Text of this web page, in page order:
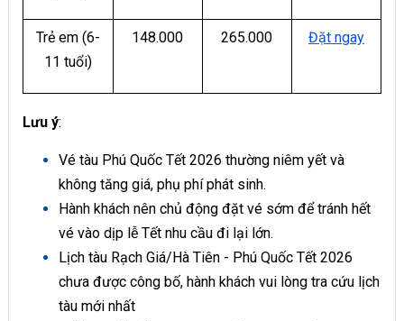
Trẻ em (6-
11 tuổi)
148.000 265.000 Đặt ngay
Lưu ý:
Vé tàu Phú Quốc Tết 2026 thường niêm yết và
không tăng giá, phụ phí phát sinh.
Hành khách nên chủ động đặt vé sớm để tránh hết
vé vào dịp lễ Tết nhu cầu đi lại lớn.
Lịch tàu Rạch Giá/Hà Tiên - Phú Quốc Tết 2026
chưa được công bố, hành khách vui lòng tra cứu lịch
tàu mới nhất